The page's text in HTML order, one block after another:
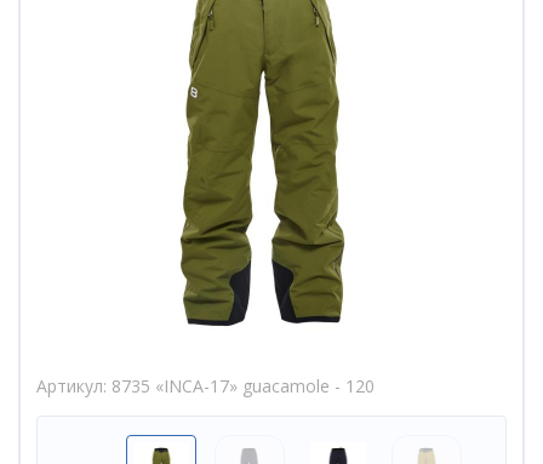
Артикул 8735 «INCA-17» guacamole - 120